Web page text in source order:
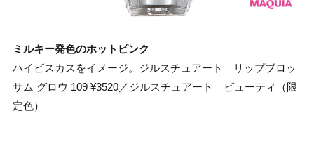
ミルキー発色のホットピンク
ハイビスカスをイメージ。ジルスチュアート リップブロッ
サム グロウ 109 ¥3520／ジルスチュアート ビューティ（限
定色）